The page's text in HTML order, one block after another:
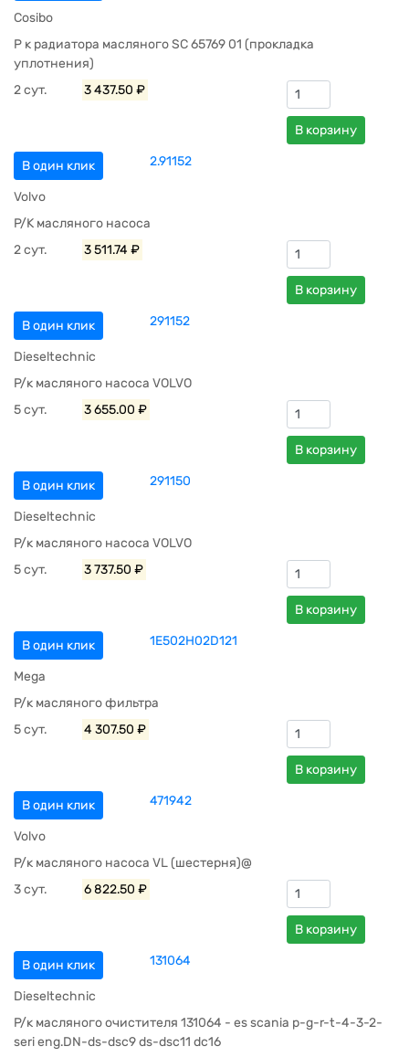
Cosibo
Р к радиатора масляного SC 65769 01 (прокладка
уплотнения)
2 сут.
3 437.50 ₽
В корзину
В один клик 2.91152
Volvo
Р/К масляного насоса
2 сут.
3 511.74 ₽
В корзину
В один клик 291152
Dieseltechnic
Р/к масляного насоса VOLVO
5 сут.
3 655.00 ₽
В корзину
В один клик 291150
Dieseltechnic
Р/к масляного насоса VOLVO
5 сут.
3 737.50 ₽
В корзину
В один клик 1E502H02D121
Mega
Р/к масляного фильтра
5 сут.
4 307.50 ₽
В корзину
В один клик 471942
Volvo
Р/к масляного насоса VL (шестерня)@
3 сут.
6 822.50 ₽
В корзину
В один клик 131064
Dieseltechnic
Р/к масляного очистителя 131064 - es scania p-g-r-t-4-3-2-
seri eng.DN-ds-dsc9 ds-dsc11 dc16